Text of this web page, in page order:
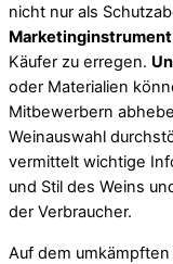
nicht nur als
Marketinginstrument
Käufer zu erregen.
oder Materialien
Mitbewerbern
Weinauswahl
vermittelt wichtige
und Stil des Weins
der Verbraucher.
Auf dem